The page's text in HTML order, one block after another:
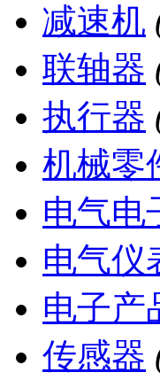
减速机
联轴器
执行器
机械零
电气电
电气仪
电子产
传感器